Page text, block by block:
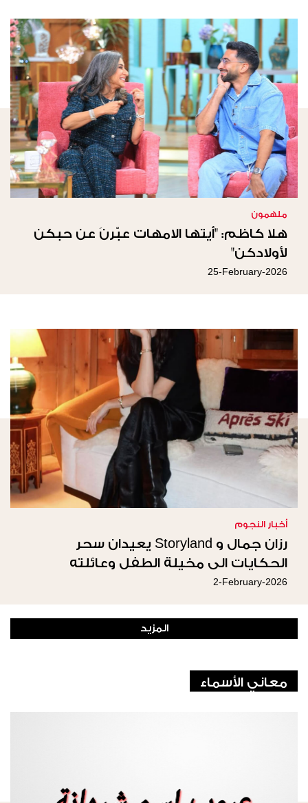
ملهمون
هلا كاظم: "أيتها الامهات عبّرنَ عن حبكن
لأولادكن"
25-February-2026
أخبار النجوم
رزان جمال و Storyland يعيدان سحر
الحكايات الى مخيلة الطفل وعائلته
2-February-2026
المزيد
معاني الأسماء